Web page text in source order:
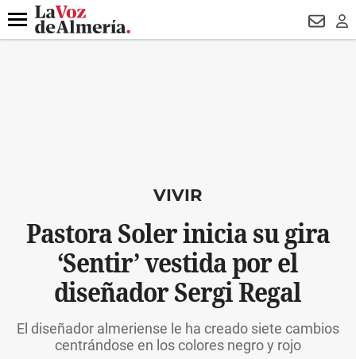
DESTACADO TURISMO
Menú
VIVIR
Pastora Soler inicia su gira
‘Sentir’ vestida por el
diseñador Sergi Regal
El diseñador almeriense le ha creado siete cambios
centrándose en los colores negro y rojo